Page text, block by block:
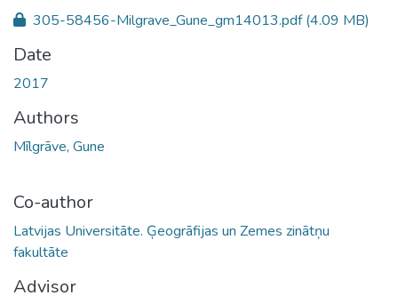
305-58456-Milgrave_Gune_gm14013.pdf(4.09 MB)
Date
2017
Authors
Mīlgrāve, Gune
Co-author
Latvijas Universitāte. Ģeogrāfijas un Zemes zinātņu
fakultāte
Advisor